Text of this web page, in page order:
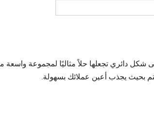
شكل دائري تجعلها حلاً مثاليًا لمجموعة واسعة
بحيث يجذب أعين عملائك بسهولة.